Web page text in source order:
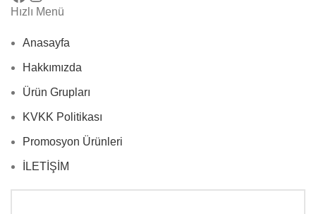
Hızlı Menü
Anasayfa
Hakkımızda
Ürün Grupları
KVKK Politikası
Promosyon Ürünleri
İLETİŞİM